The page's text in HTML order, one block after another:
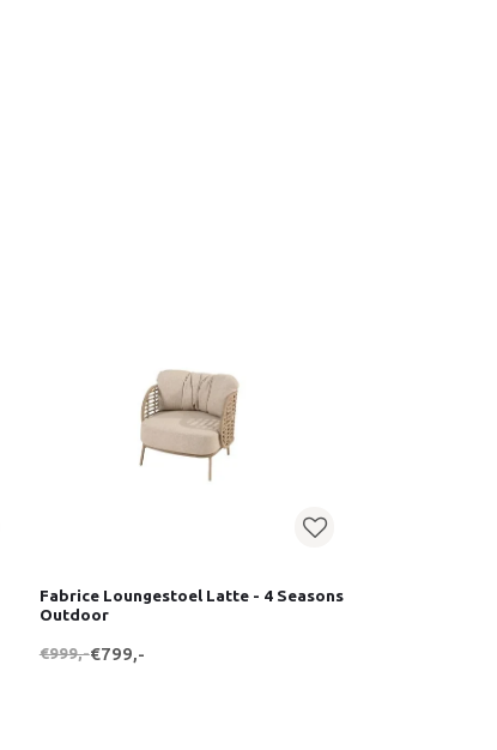
Fabrice Loungestoel Latte - 4 Seasons
Outdoor
€999,-€799,-